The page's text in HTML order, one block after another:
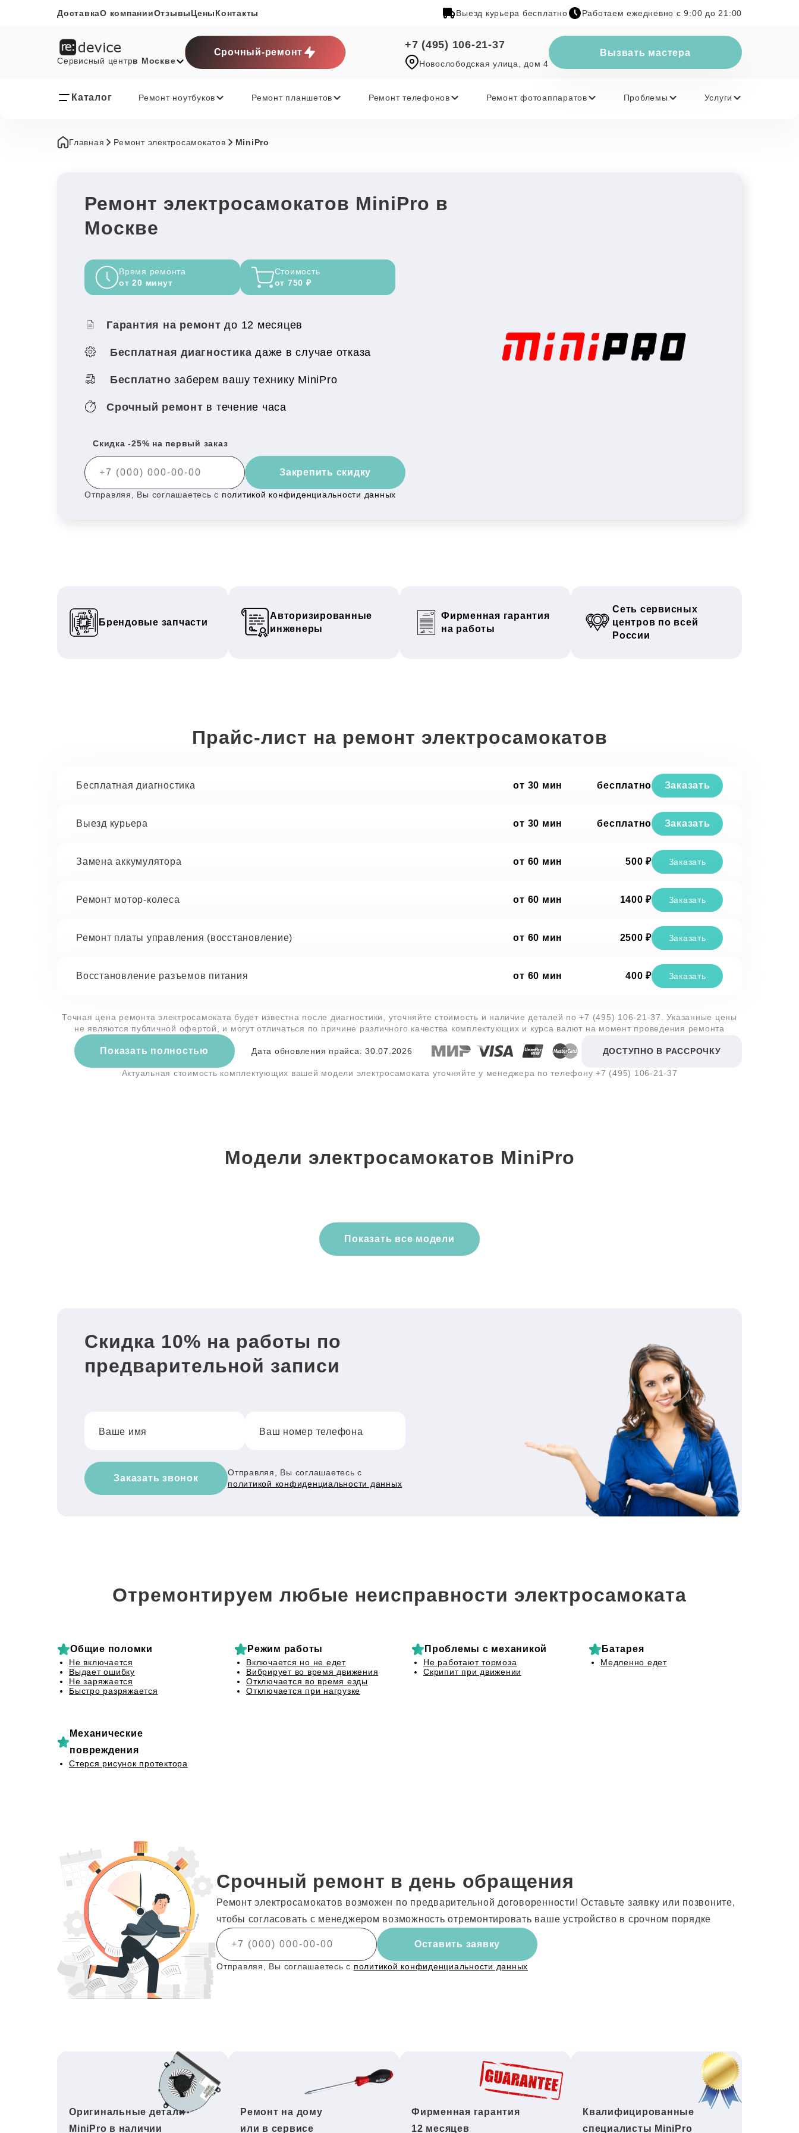
ДоставкаО компанииОтзывыЦеныКонтакты Выезд курьера бесплатно Работаем ежедневно с 9:00 до 21:00
Сервисный центрв Москве
Срочный-ремонт
+7 (495) 106-21-37
Новослободская улица, дом 4
Вызвать мастера
Каталог Ремонт ноутбуков Ремонт планшетов Ремонт телефонов Ремонт фотоаппаратов Проблемы Услуги
Главная Ремонт электросамокатов MiniPro
Ремонт электросамокатов MiniPro в
Москве
Время ремонта
от 20 минут
Стоимость
от 750 ₽
Гарантия на ремонтдо 12 месяцев
Бесплатная диагностика даже в случае отказа
Бесплатно заберем вашу технику MiniPro
Срочный ремонт в течение часа
Скидка -25% на первый заказ
Закрепить скидку
Отправляя, Вы соглашаетесь с политикой конфиденциальности данных
Брендовые запчасти
Авторизированные
инженеры
Фирменная гарантия
на работы
Сеть сервисных
центров по всей
России
Прайс-лист на ремонт электросамокатов
Бесплатная диагностика от 30 мин бесплатно Заказать
Выезд курьера от 30 мин бесплатно Заказать
Замена аккумулятора от 60 мин 500 ₽ Заказать
Ремонт мотор-колеса от 60 мин 1400 ₽ Заказать
Ремонт платы управления (восстановление) от 60 мин 2500 ₽ Заказать
Восстановление разъемов питания от 60 мин 400 ₽ Заказать
Точная цена ремонта электросамоката будет известна после диагностики, уточняйте стоимость и наличие деталей по+7 (495) 106-21-37
. Указанные цены
не являются публичной офертой, и могут отличаться по причине различного качества комплектующих и курса валют на момент проведения ремонта
Показать полностью Дата обновления прайса: 30.07.2026 ДОСТУПНО В РАССРОЧКУ
Актуальная стоимость комплектующих вашей модели электросамоката уточняйте у менеджера по телефону +7 (495) 106-21-37
Модели электросамокатов MiniPro
Показать все модели
Скидка 10% на работы по
предварительной записи
Ваше имя Ваш номер телефона
Заказать звонок
Отправляя, Вы соглашаетесь с
политикой конфиденциальности данных
Отремонтируем любые неисправности электросамоката
Общие поломки
Не включается
Выдает ошибку
Не заряжается
Быстро разряжается
Режим работы
Включается но не едет
Вибрирует во время движения
Отключается во время езды
Отключается при нагрузке
Проблемы с механикой
Не работают тормоза
Скрипит при движении
Батарея
Медленно едет
Механические
повреждения
Стерся рисунок протектора
Срочный ремонт в день обращения
Ремонт электросамокатов возможен по предварительной договоренности! Оставьте заявку или позвоните,
чтобы согласовать с менеджером возможность отремонтировать ваше устройство в срочном порядке
Оставить заявку
Отправляя, Вы соглашаетесь с политикой конфиденциальности данных
Оригинальные детали
MiniPro в наличии
Ремонт на дому
или в сервисе
Фирменная гарантия
12 месяцев
Квалифицированные
специалисты MiniPro